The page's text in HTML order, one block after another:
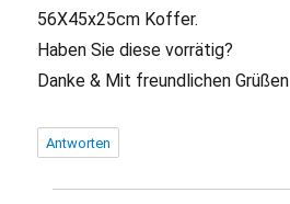
56X45x25cm Koffer.
Haben Sie diese vorrätig?
Danke & Mit freundlichen Grüßen
Antworten